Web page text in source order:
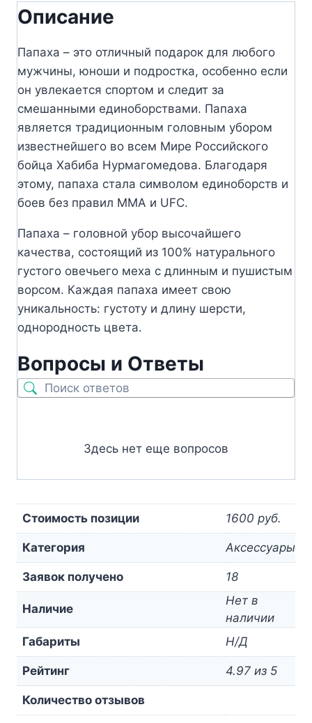
Описание
Папаха – это отличный подарок для любого
мужчины, юноши и подростка, особенно если
он увлекается спортом и следит за
смешанными единоборствами. Папаха
является традиционным головным убором
известнейшего во всем Мире Российского
бойца Хабиба Нурмагомедова. Благодаря
этому, папаха стала символом единоборств и
боев без правил MMA и UFC.
Папаха – головной убор высочайшего
качества, состоящий из 100% натурального
густого овечьего меха с длинным и пушистым
ворсом. Каждая папаха имеет свою
уникальность: густоту и длину шерсти,
однородность цвета.
Вопросы и Ответы
Здесь нет еще вопросов
Стоимость позиции 1600 руб.
Категория Аксессуары
Заявок получено 18
Наличие
Нет в
наличии
Габариты
Н/Д
Рейтинг 4.97 из 5
Количество отзывов